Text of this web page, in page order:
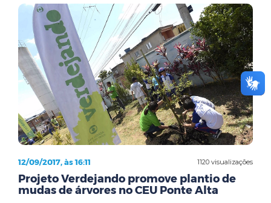
1120 visualizações
12/09/2017, às 16:11
Projeto Verdejando promove plantio de
mudas de árvores no CEU Ponte Alta